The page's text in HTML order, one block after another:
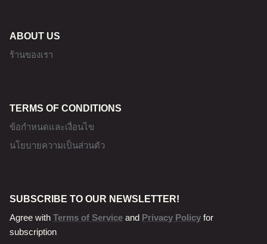
ABOUT US
ร้านของเรา
TERMS OF CONDITIONS
ข้อกำหนดและเงื่อนไข
นโยบายความเป็นส่วนตัว
SUBSCRIBE TO OUR NEWSLETTER!
Agree with Terms of Service and Privacy Policy for
subscription